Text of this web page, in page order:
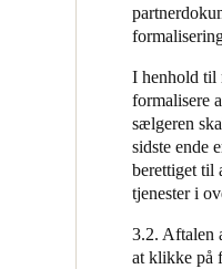
I henhold til
formalisere
sælgeren
sidste ende
berettiget til
tjenester i
3.2. Aftalen
at klikke på